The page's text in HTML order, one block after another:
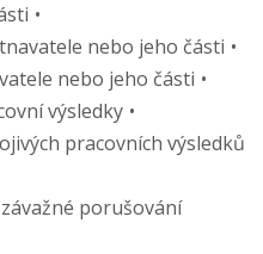
nebo jeho části
nebo jeho části
výsledky
pracovních výsledků
porušování